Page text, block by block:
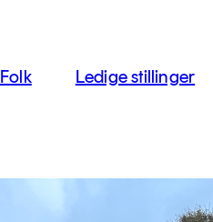
Folk Ledige stillinger